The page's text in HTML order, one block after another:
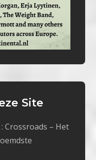
Site
Crossroads – Het